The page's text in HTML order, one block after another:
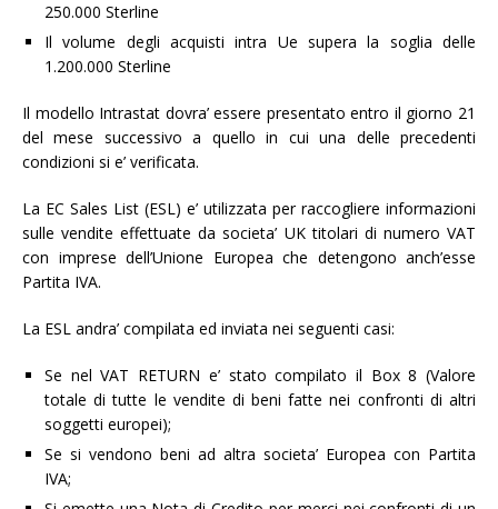
250.000 Sterline
Il volume degli acquisti intra Ue supera la soglia delle
1.200.000 Sterline
Il modello Intrastat dovra’ essere presentato entro il giorno 21
del mese successivo a quello in cui una delle precedenti
condizioni si e’ verificata.
La EC Sales List (ESL) e’ utilizzata per raccogliere informazioni
sulle vendite effettuate da societa’ UK titolari di numero VAT
con imprese dell’Unione Europea che detengono anch’esse
Partita IVA.
La ESL andra’ compilata ed inviata nei seguenti casi:
Se nel VAT RETURN e’ stato compilato il Box 8 (Valore
totale di tutte le vendite di beni fatte nei confronti di altri
soggetti europei);
Se si vendono beni ad altra societa’ Europea con Partita
IVA;